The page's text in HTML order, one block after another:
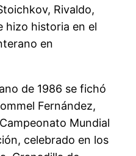
Rivaldo,
hizo historia en el
en
de 1986 se fichó
Fernández,
Mundial
celebrado en los